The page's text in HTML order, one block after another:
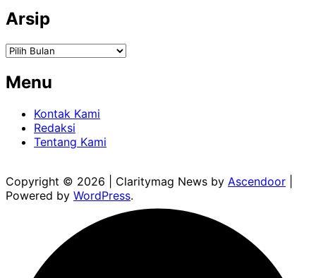
Arsip
Arsip
Menu
Kontak Kami
Redaksi
Tentang Kami
Copyright © 2026 | Claritymag News by Ascendoor
Powered by WordPress.